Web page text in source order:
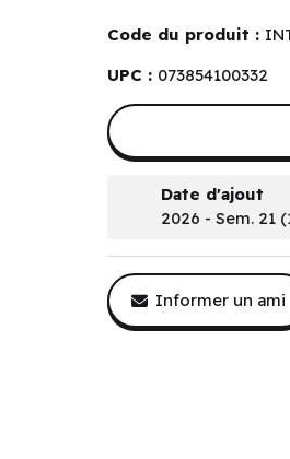
Code du produit :
UPC : 073854100332
Date d'ajout
2026 - Sem. 21
Informer un ami